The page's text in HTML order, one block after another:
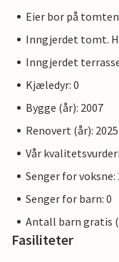
Eier bor på tomten
Inngjerdet tomt.
Inngjerdet
Kjæledyr: 0
Bygge (år): 2007
Renovert (år): 2025
Vår
Senger for voksne:
Senger for barn: 0
Antall barn gratis
Fasiliteter